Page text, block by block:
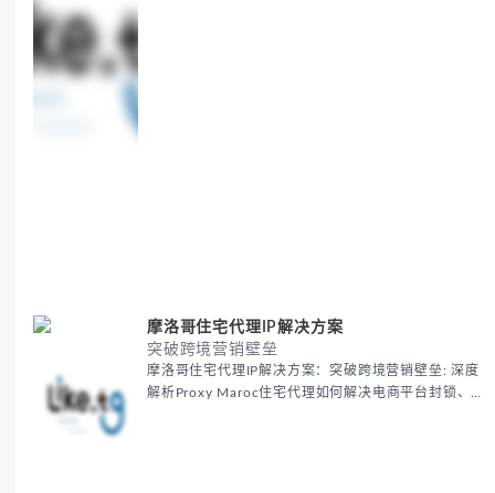
摩洛哥住宅代理IP解决方案
突破跨境营销壁垒
摩洛哥住宅代理IP解决方案：突破跨境营销壁垒: 深度
解析Proxy Maroc住宅代理如何解决电商平台封锁、社